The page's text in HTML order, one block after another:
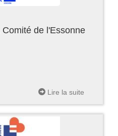
de l'Essonne
Lire la suite